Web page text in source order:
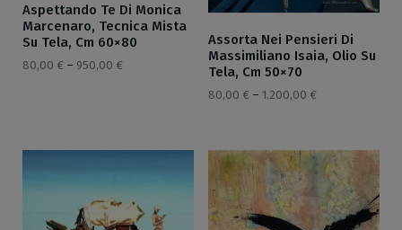
Aspettando Te Di Monica
Marcenaro, Tecnica Mista
Su Tela, Cm 60×80
80,00 € – 950,00 €
Assorta Nei Pensieri Di
Massimiliano Isaia, Olio Su
Tela, Cm 50×70
80,00 € – 1.200,00 €